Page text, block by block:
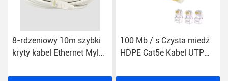
8-rdzeniowy 10m szybki
kryty kabel Ethernet Mylar
100 Mb / s Czysta miedź
HDPE Cat5e Kabel UTP
kabel krosowy